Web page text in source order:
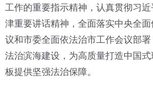
工作的重要指示精神，认真贯彻习
津重要讲话精神，全面落实中央全
议和市委全面依法治市工作会议部
法治滨海建设，为高质量打造中国式
板提供坚强法治保障。